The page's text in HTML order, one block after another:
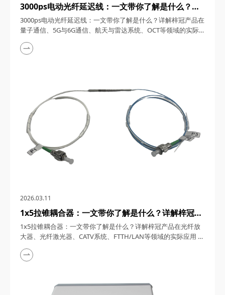
3000ps电动光纤延迟线：一文带你了解是什么？详
解梓冠产品在量子通信、5G与6G通信、航天与雷达
系统、OCT等领域的实际应用
3000ps电动光纤延迟线：一文带你了解是什么？详解梓冠产品在
量子通信、5G与6G通信、航天与雷达系统、OCT等领域的实际
应用 3000ps电动光纤延迟线，在高速发展的光通信与探测技术
领域，凭借其卓越的性能和广泛的应用潜力，成为了众多高科技
2026.03.11
1x5拉锥耦合器：一文带你了解是什么？详解梓冠产
品在光纤放大器、光纤激光器、CATV系统、
FTTH/LAN等领域的实际应用
1x5拉锥耦合器：一文带你了解是什么？详解梓冠产品在光纤放
大器、光纤激光器、CATV系统、FTTH/LAN等领域的实际应用
1x5拉锥耦合器，在光纤通信与传感技术迅猛发展的今天，凭借
其独特的设计、卓越的性能以及广泛的应用场景，成为了光纤网
款产品的内在魅力。 一、1...